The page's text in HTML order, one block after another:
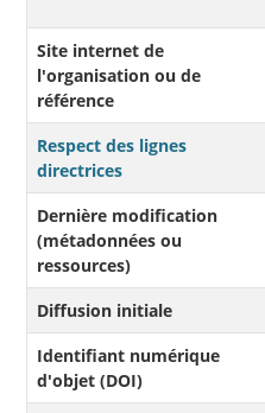
Site internet de
l'organisation ou de
référence
Respect des lignes
directrices
Dernière modification
(métadonnées ou
ressources)
Diffusion initiale
Identifiant numérique
d'objet (DOI)